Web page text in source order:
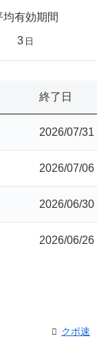
均有効期間
3 日
終了日
2026/07/31
2026/07/06
2026/06/30
2026/06/26
クポ速